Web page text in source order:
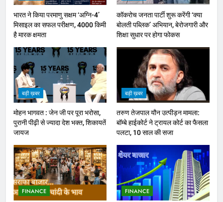
भारत ने किया परमाणु सक्षम ‘अग्नि-4’
मिसाइल का सफल परीक्षण, 4000 किमी
है मारक क्षमता
कॉकरोच जनता पार्टी शुरू करेंगी ‘क्या
बोलती पब्लिक’ अभियान, बेरोजगारी और
शिक्षा सुधार पर होगा फोकस
बड़ी ख़बर
मोहन भागवत : जेन जी पर पूरा भरोसा,
पुरानी पीढ़ी से ज्यादा देश भक्त, शिकायतें
जायज
बड़ी ख़बर
तरुण तेजपाल यौन उत्पीड़न मामला:
बॉम्बे हाईकोर्ट ने ट्रायल कोर्ट का फैसला
पलटा, 10 साल की सजा
FINANCE FINANCE